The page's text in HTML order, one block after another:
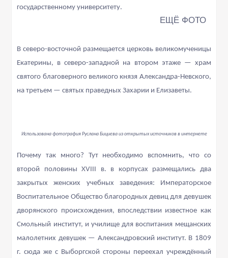
государственному университету.
В северо-восточной размещается церковь великомученицы
Екатерины, в северо-западной на втором этаже — храм
святого благоверного великого князя Александра-Невского,
на третьем — святых праведных Захарии и Елизаветы.
Использована фотография Руслана Бициева из открытых источников в интернете
Почему так много? Тут необходимо вспомнить, что со
второй половины XVIII в. в корпусах размещались два
закрытых женских учебных заведения: Императорское
Воспитательное Общество благородных девиц для девушек
дворянского происхождения, впоследствии известное как
Смольный институт, и училище для воспитания мещанских
малолетних девушек — Александровский институт. В 1809
г. сюда же с Выборгской стороны переехал учреждённый